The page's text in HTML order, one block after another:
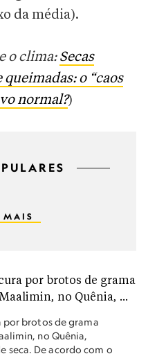
da média).
o clima:Secas
o “caos
normal?)
MAIS
brotos de grama
no Quênia,
seca. De acordo com o